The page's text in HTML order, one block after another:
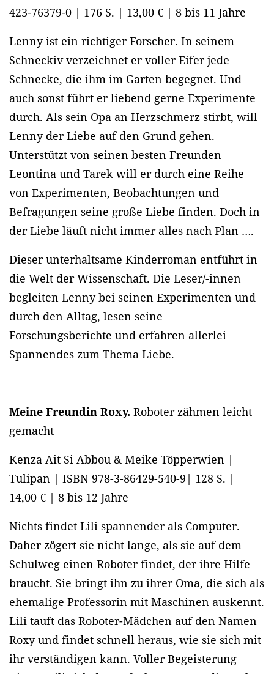
423-76379-0 | 176 S. | 13,00 € | 8 bis 11 Jahre
Lenny ist ein richtiger Forscher. In seinem
Schneckiv verzeichnet er voller Eifer jede
Schnecke, die ihm im Garten begegnet. Und
auch sonst führt er liebend gerne Experimente
durch. Als sein Opa an Herzschmerz stirbt, will
Lenny der Liebe auf den Grund gehen.
Unterstützt von seinen besten Freunden
Leontina und Tarek will er durch eine Reihe
von Experimenten, Beobachtungen und
Befragungen seine große Liebe finden. Doch in
der Liebe läuft nicht immer alles nach Plan ….
Dieser unterhaltsame Kinderroman entführt in
die Welt der Wissenschaft. Die Leser/-innen
begleiten Lenny bei seinen Experimenten und
durch den Alltag, lesen seine
Forschungsberichte und erfahren allerlei
Spannendes zum Thema Liebe.
Meine Freundin Roxy. Roboter zähmen leicht
gemacht
Kenza Ait Si Abbou & Meike Töpperwien |
Tulipan | ISBN 978-3-86429-540-9| 128 S. |
14,00 € | 8 bis 12 Jahre
Nichts findet Lili spannender als Computer.
Daher zögert sie nicht lange, als sie auf dem
Schulweg einen Roboter findet, der ihre Hilfe
braucht. Sie bringt ihn zu ihrer Oma, die sich als
ehemalige Professorin mit Maschinen auskennt.
Lili tauft das Roboter-Mädchen auf den Namen
Roxy und findet schnell heraus, wie sie sich mit
ihr verständigen kann. Voller Begeisterung